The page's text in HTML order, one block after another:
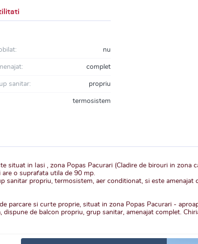
nu
complet
sanitar: propriu
termosistem
situat in Iasi , zona Popas Pacurari (Cladire de birouri in zona
o suprafata utila de 90 mp.
sanitar propriu, termosistem, aer conditionat, si este amenajat
parcare si curte proprie, situat in zona Popas Pacurari -
de balcon propriu, grup sanitar, amenajat complet.